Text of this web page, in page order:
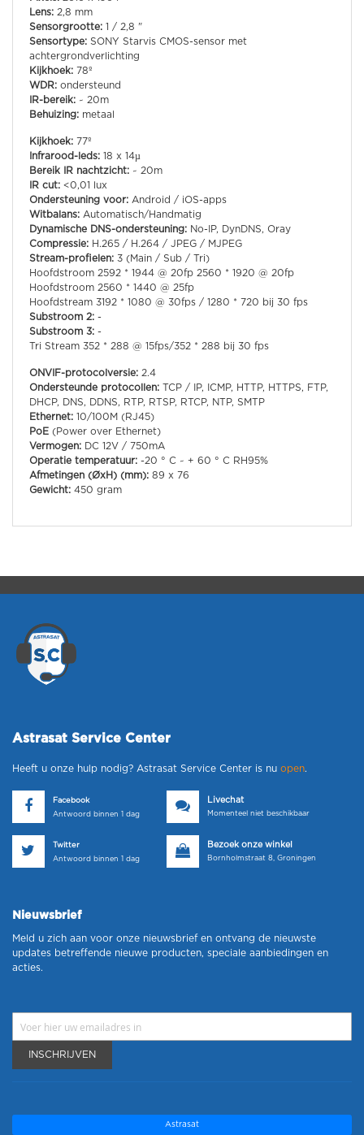
Lens: 2,8 mm
Sensorgrootte: 1 / 2,8 "
Sensortype: SONY Starvis CMOS-sensor met
achtergrondverlichting
Kijkhoek: 78º
WDR: ondersteund
IR-bereik: ~ 20m
Behuizing: metaal
Kijkhoek: 77º
Infrarood-leds: 18 x 14µ
Bereik IR nachtzicht: ~ 20m
IR cut: <0,01 lux
Ondersteuning voor: Android / iOS-apps
Witbalans: Automatisch/Handmatig
Dynamische DNS-ondersteuning: No-IP, DynDNS, Oray
Compressie: H.265 / H.264 / JPEG / MJPEG
Stream-profielen: 3 (Main / Sub / Tri)
Hoofdstroom 2592 * 1944 @ 20fp 2560 * 1920 @ 20fp
Hoofdstroom 2560 * 1440 @ 25fp
Hoofdstream 3192 * 1080 @ 30fps / 1280 * 720 bij 30 fps
Substroom 2: -
Substroom 3: -
Tri Stream 352 * 288 @ 15fps/352 * 288 bij 30 fps
ONVIF-protocolversie: 2.4
Ondersteunde protocollen: TCP / IP, ICMP, HTTP, HTTPS, FTP,
DHCP, DNS, DDNS, RTP, RTSP, RTCP, NTP, SMTP
Ethernet: 10/100M (RJ45)
PoE (Power over Ethernet)
Vermogen: DC 12V / 750mA
Operatie temperatuur: -20 ° C ~ + 60 ° C RH95%
Afmetingen (ØxH) (mm): 89 x 76
Gewicht: 450 gram
Astrasat Service Center
Heeft u onze hulp nodig? Astrasat Service Center is nu open.
Facebook
Antwoord binnen 1 dag
Livechat
Momenteel niet beschikbaar
Twitter
Antwoord binnen 1 dag
Bezoek onze winkel
Bornholmstraat 8, Groningen
Nieuwsbrief
Meld u zich aan voor onze nieuwsbrief en ontvang de nieuwste
updates betreffende nieuwe producten, speciale aanbiedingen en
acties.
INSCHRIJVEN
Astrasat